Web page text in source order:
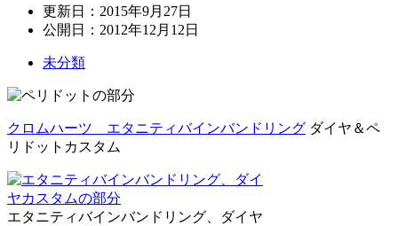
更新日： 2015年9月27日
公開日： 2012年12月12日
未分類
クロムハーツ エタニティバインバンドリング ダイヤ＆ペ
リドットカスタム
エタニティバインバンドリング、ダイヤ